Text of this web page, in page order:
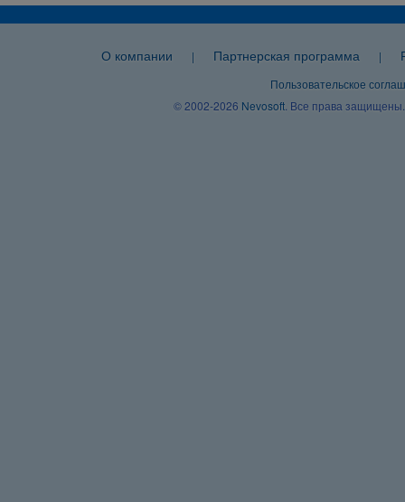
О компании | Партнерская программа |
Пользовательское
© 2002-2026 Nevosoft . Все права защищены